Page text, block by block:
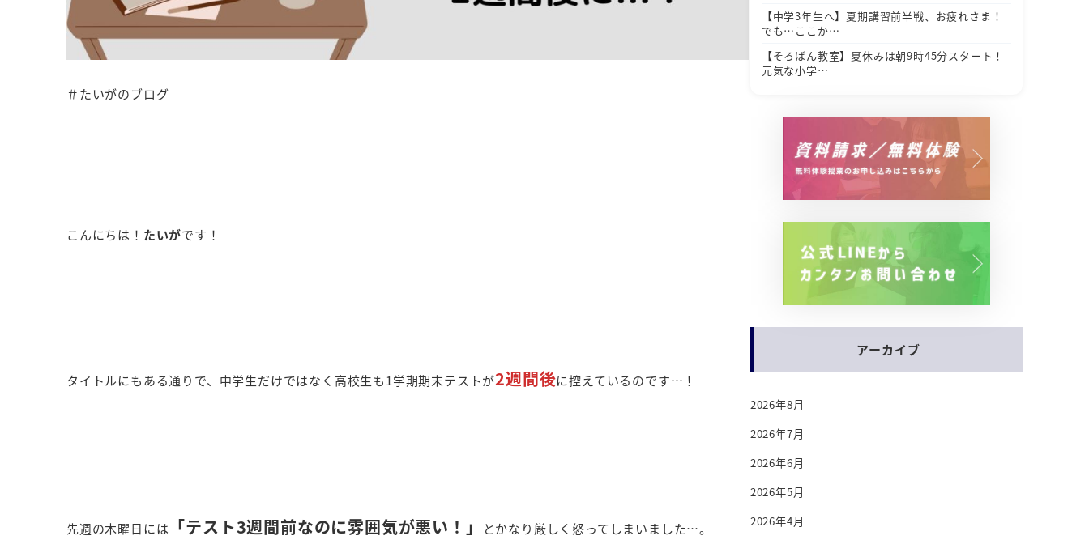
＃たいがのブログ
こんにちは！ たいがです！
タイトルにもある通りで、中学生だけではなく高校生も1学期期末テストが2週間後に控えているのです…！
先週の木曜日には 「テスト3週間前なのに雰囲気が悪い！」 とかなり厳しく怒ってしまいました…。
【中学3年生へ】夏期講習前半戦、お疲れさま！
でも…ここか…
【そろばん教室】夏休みは朝9時45分スタート！
元気な小学…
アーカイブ
2026年8月
2026年7月
2026年6月
2026年5月
2026年4月